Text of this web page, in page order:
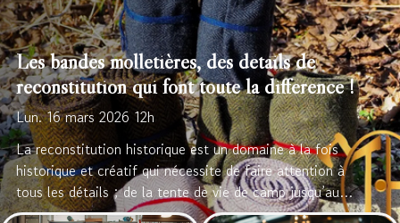
Les bandes molletières, des détails de
reconstitution qui font toute la différence !
Lun. 16 mars 2026 12h
La reconstitution historique est un domaine à la fois
historique et créatif qui nécessite de faire attention à
tous les détails ; de la tente de vie de camp jusqu’aux
chaussures et ornements des tuniques. Chaque